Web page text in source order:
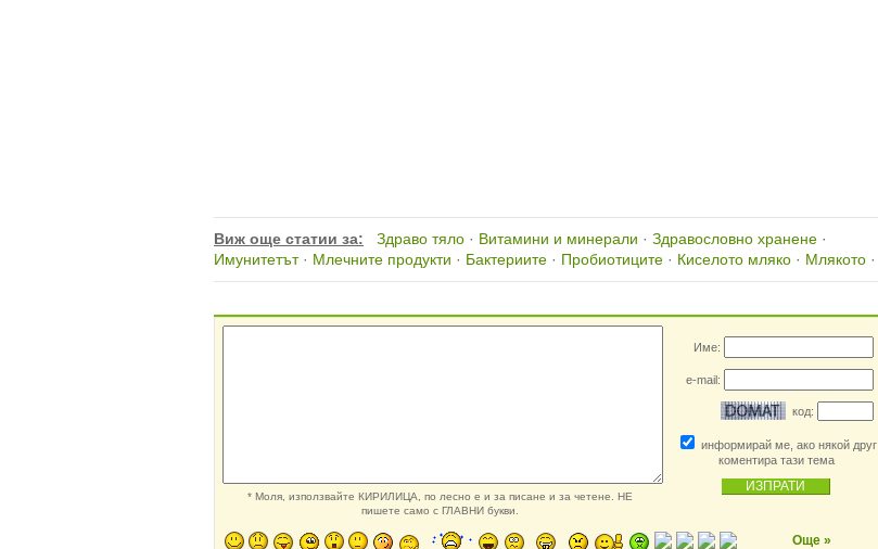
Виж още статии за: Здраво тяло · Витамини и минерали · Здравословно хранене ·
Имунитетът· Млечните продукти · Бактериите · Пробиотиците · Киселото мляко · Млякото ·
* Моля, използвайте КИРИЛИЦА, по лесно е и за писане и за четене. НЕ
пишете само с ГЛАВНИ букви.
Име:
e-mail:
код:
информирай ме, ако някой друг
коментира тази тема
Още »